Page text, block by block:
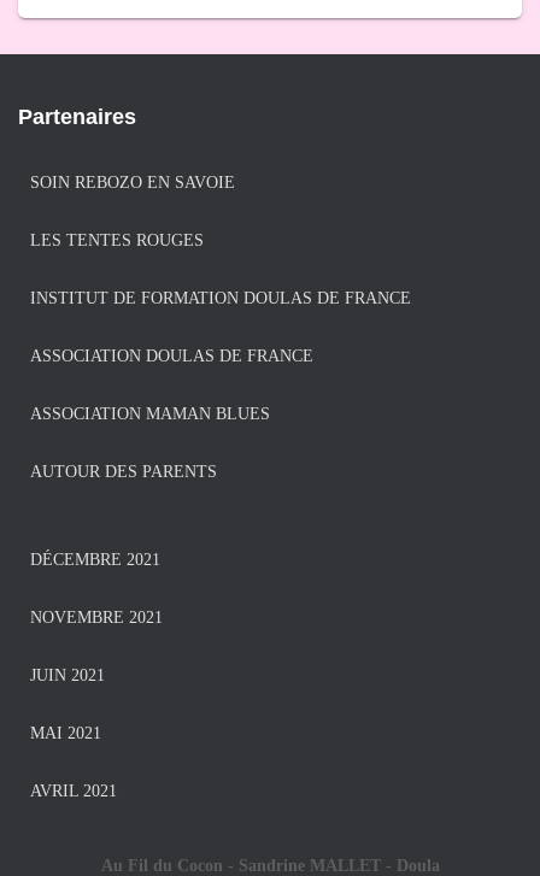
Partenaires
SOIN REBOZO EN SAVOIE
LES TENTES ROUGES
INSTITUT DE FORMATION DOULAS DE FRANCE
ASSOCIATION DOULAS DE FRANCE
ASSOCIATION MAMAN BLUES
AUTOUR DES PARENTS
DÉCEMBRE 2021
NOVEMBRE 2021
JUIN 2021
MAI 2021
AVRIL 2021
Au Fil du Cocon - Sandrine MALLET - Doula